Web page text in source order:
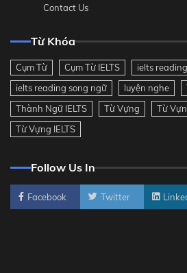
Contact Us
Từ Khóa
Cụm Từ Cụm Từ IELTS
ielts reading
ielts reading song ngữ
luyện nghe
Thành Ngữ IELTS
Từ Vựng
Từ
Từ Vựng IELTS
Follow Us In
Facebook Twitter